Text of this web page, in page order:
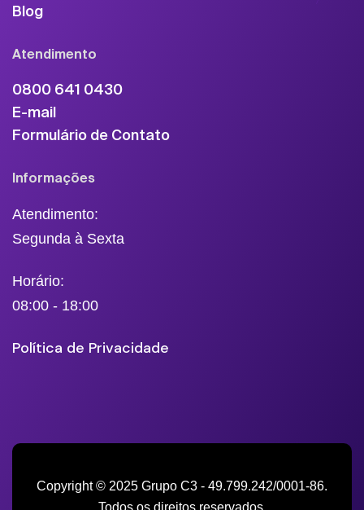
Blog
Atendimento
0800 641 0430
E-mail
Formulário de Contato
Informações
Atendimento:
Segunda à Sexta
Horário:
08:00 - 18:00
Política de Privacidade
Copyright © 2025 Grupo C3 - 49.799.242/0001-86.
Todos os direitos reservados.